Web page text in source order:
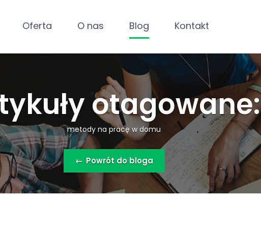
Oferta O nas Blog Kontakt
otagowane:
metody na pracę w domu
← Powrót do bloga